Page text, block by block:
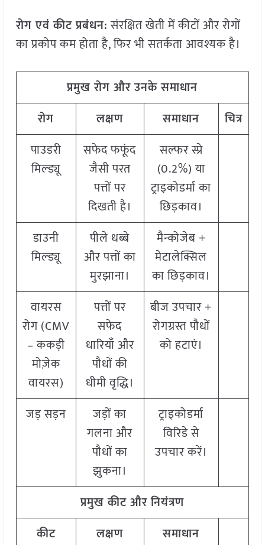
रोगएवंकीटप्रबंधन:संरक्षित खेती में कीटों और रोगों
का प्रकोप कम होता है, फिर भी सतर्कता आवश्यक है।
प्रमुख रोग औरउनकेसमाधान
रोग
लक्षण समाधान
चित्र
पाउडरी
मिल्ड्यू
सफेद फफूंद
जैसी परत
पत्तों पर
दिखती है।
सल्फर स्प्रे
(0.2%) या
ट्राइकोडर्मा का
छिड़काव।
डाउनी
मिल्ड्यू
पीले धब्बे
और पत्तों का
मुरझाना।
मैन्कोजेब +
मेटालेक्सिल
का छिड़काव।
वायरस
रोग (CMV
– ककड़ी
मोज़ेक
वायरस)
पत्तों पर
सफेद
धारियाँ और
पौधों की
धीमी वृद्धि।
बीज उपचार +
रोगग्रस्त पौधों
को हटाएं।
जड़ सड़न
जड़ों का
गलना और
पौधों का
झुकना।
ट्राइकोडर्मा
विरिडे से
उपचार करें।
प्रमुख कीटऔरनियंत्रण
कीट
लक्षण
समाधान